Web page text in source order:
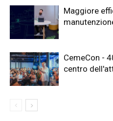
Maggiore
CemeCon -
centro